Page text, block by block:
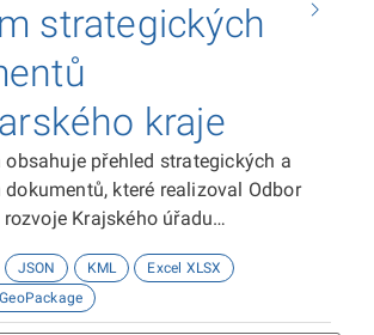
název školicího střediska,
akreditace, datum vydání
stránka, kontaktní e-mail,
a přesná prostorová lokalizace
Souřadnicový systém je použit
zdroje dat je Krajský
kraje, odbor dopravy a
strategických
kraje
obsahuje přehled strategických a
které realizoval Odbor
Krajského úřadu
jsou uvedeny na Portálu
dokumentů ČR v Databázi strategií
JSON KML
Excel XLSX
GeoPackage